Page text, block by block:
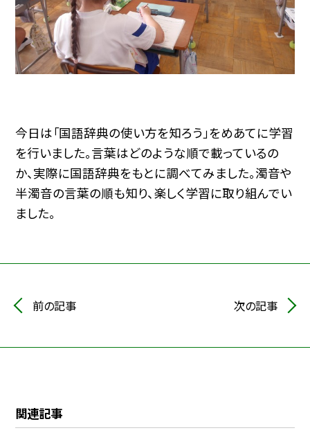
今日は「国語辞典の使い方を知ろう」をめあてに学習
を行いました。言葉はどのような順で載っているの
か、実際に国語辞典をもとに調べてみました。濁音や
半濁音の言葉の順も知り、楽しく学習に取り組んでい
ました。
前の記事 次の記事
関連記事